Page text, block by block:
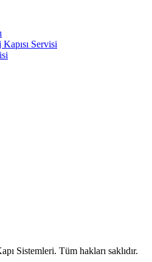
Servisi
Sistemleri. Tüm hakları saklıdır.